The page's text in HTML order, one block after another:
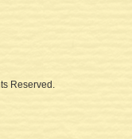
Reserved.